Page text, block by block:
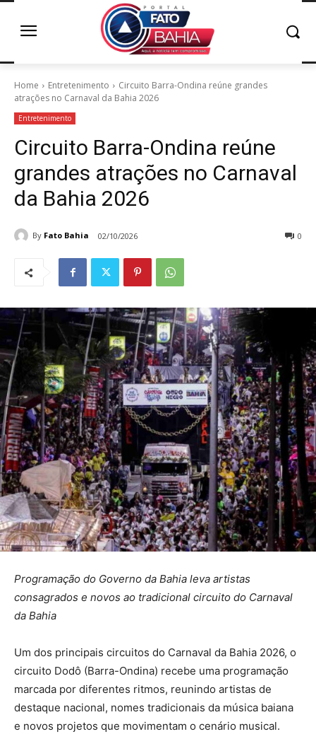
Home Entretenimento
Circuito Barra-Ondina reúne grandes
atrações no Carnaval da Bahia 2026
Entretenimento
Circuito Barra-Ondina reúne
grandes atrações no Carnaval
da Bahia 2026
By Fato Bahia 02/10/2026 0
Programação do Governo da Bahia leva artistas
consagrados e novos ao tradicional circuito do Carnaval
da Bahia
Um dos principais circuitos do Carnaval da Bahia 2026, o
circuito Dodô (Barra-Ondina) recebe uma programação
marcada por diferentes ritmos, reunindo artistas de
destaque nacional, nomes tradicionais da música baiana
e novos projetos que movimentam o cenário musical.